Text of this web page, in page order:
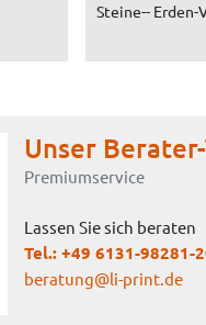
Steine-- Erden-
Unser
Premiumservice
Lassen Sie sich beraten
Tel.: +49 6131-98281-
beratung@li-print.de